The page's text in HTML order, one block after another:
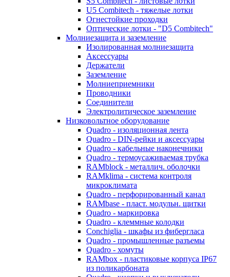
U5 Combitech - тяжелые лотки
Огнестойкие проходки
Оптические лотки - "D5 Combitech"
Молниезащита и заземление
Изолированная молниезащита
Аксессуары
Держатели
Заземление
Молниеприемники
Проводники
Соединители
Электролитическое заземление
Низковольтное оборудование
Quadro - изоляционная лента
Quadro - DIN-рейки и аксессуары
Quadro - кабельные наконечники
Quadro - термоусаживаемая трубка
RAMblock - металлич. оболочки
RAMklima - система контроля
микроклимата
Quadro - перфорированный канал
RAMbase - пласт. модульн. щитки
Quadro - маркировка
Quadro - клеммные колодки
Conchiglia - шкафы из фибергласа
Quadro - промышленные разъемы
Quadro - хомуты
RAMbox - пластиковые корпуса IP67
из поликарбоната